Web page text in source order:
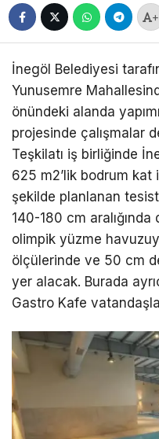
+
İnegöl Belediyesi
Yunusemre
önündeki alanda
projesinde çalışmalar
Teşkilatı iş birliğinde
625 m2’lik bodrum kat
şekilde planlanan
140-180 cm
olimpik yüzme
ölçülerinde ve 50 cm
yer alacak. Burada
Gastro Kafe